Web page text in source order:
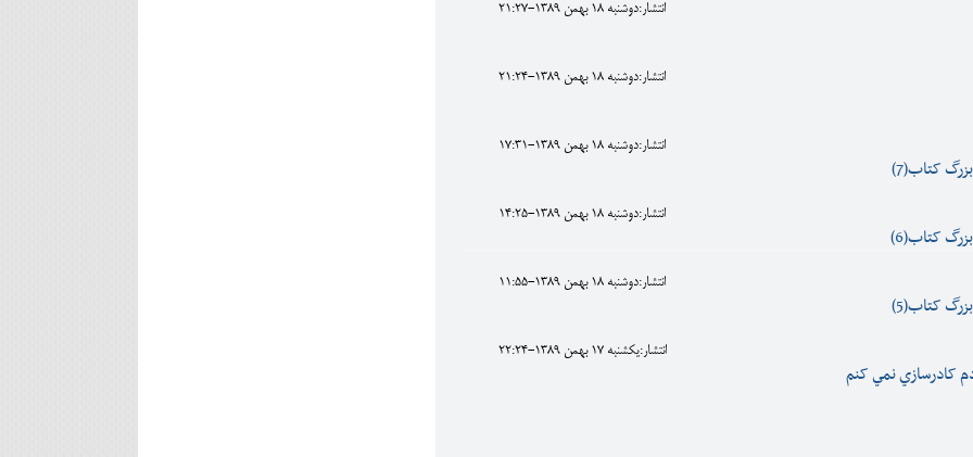
انتشار:دوشنبه 18 بهمن 1389-21:27
انتشار:دوشنبه 18 بهمن 1389-21:24
انتشار:دوشنبه 18 بهمن 1389-17:31
کتاب(7)
انتشار:دوشنبه 18 بهمن 1389-14:25
کتاب(6)
انتشار:دوشنبه 18 بهمن 1389-11:55
کتاب(5)
انتشار:يکشنبه 17 بهمن 1389-22:24
کادرسازي نمي کنم